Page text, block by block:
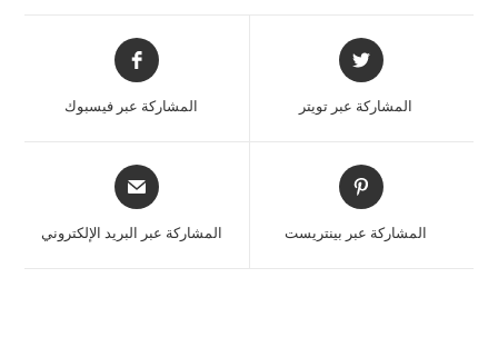
المشاركة عبر تويتر المشاركة عبر فيسبوك
المشاركة عبر بينتريست المشاركة عبر البريد الإلكتروني